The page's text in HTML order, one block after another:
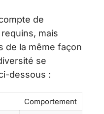
de
mais
de la même façon
se
dessous :
Comportement